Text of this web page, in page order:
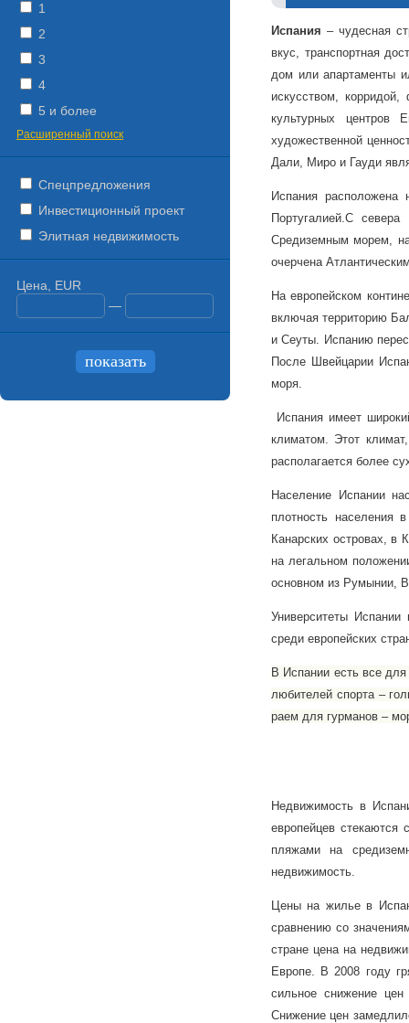
Испания – чудесная
вкус, транспортная
дом или апартаменты
искусством,
культурных центров
художественной
Дали, Миро и Гауди
Испания расположена
Португалией.С севера
Средиземным морем,
очерчена
На европейском
включая территорию
и Сеуты. Испанию
После Швейцарии
моря.
Испания имеет
климатом. Этот
располагается более
Население Испании
плотность населения
Канарских островах, в
на легальном
основном из Румынии,
Университеты
среди европейских
В Испании есть все
любителей спорта –
раем для гурманов –
Недвижимость в
европейцев
пляжами на
недвижимость.
Цены на жилье в
сравнению со
стране цена на
Европе. В 2008 году
сильное снижение
Снижение цен
1
2
3
4
5 и более
Расширенный поиск
Спецпредложения
Инвестиционный проект
Элитная недвижимость
Цена, EUR
—